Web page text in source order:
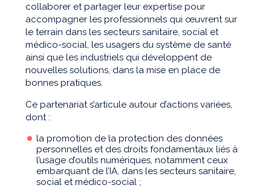
collaborer et partager leur expertise pour
accompagner les professionnels qui œuvrent sur
le terrain dans les secteurs sanitaire, social et
médico-social, les usagers du système de santé
ainsi que les industriels qui développent de
nouvelles solutions, dans la mise en place de
bonnes pratiques.
Ce partenariat s’articule autour d’actions variées,
dont :
la promotion de la protection des données
personnelles et des droits fondamentaux liés à
l’usage d’outils numériques, notamment ceux
embarquant de l’IA, dans les secteurs sanitaire,
social et médico-social ;